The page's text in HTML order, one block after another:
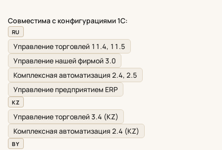
Совместима с конфигурациями 1С:
RU
Управление торговлей 11.4, 11.5
Управление нашей фирмой 3.0
Комплексная автоматизация 2.4, 2.5
Управление предприятием ERP
KZ
Управление торговлей 3.4 (KZ)
Комплексная автоматизация 2.4 (KZ)
BY